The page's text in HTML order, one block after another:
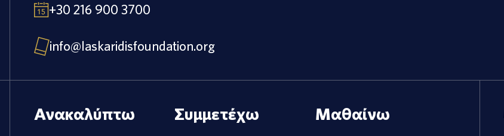
+30 216 900 3700
info@laskaridisfoundation.org
Ανακαλύπτω Συμμετέχω Μαθαίνω